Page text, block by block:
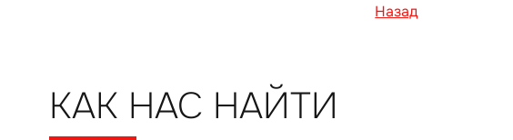
Назад
КАК НАС НАЙТИ